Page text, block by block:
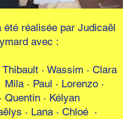
réalisée par Judicaël
avec :
Thibault · Wassim · Clara
Mila · Paul · Lorenzo ·
· Quentin · Kélyan
· Lana · Chloé ·